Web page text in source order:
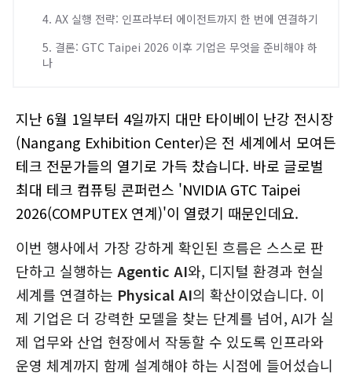
4. AX 실행 전략: 인프라부터 에이전트까지 한 번에 연결하기
5. 결론: GTC Taipei 2026 이후 기업은 무엇을 준비해야 하
나
지난 6월 1일부터 4일까지 대만 타이베이 난강 전시장
(Nangang Exhibition Center)은 전 세계에서 모여든
테크 전문가들의 열기로 가득 찼습니다. 바로 글로벌
최대 테크 컴퓨팅 콘퍼런스 'NVIDIA GTC Taipei
2026(COMPUTEX 연계)'이 열렸기 때문인데요.
이번 행사에서 가장 강하게 확인된 흐름은 스스로 판
단하고 실행하는 Agentic AI와, 디지털 환경과 현실
세계를 연결하는 Physical AI의 확산이었습니다. 이
제 기업은 더 강력한 모델을 찾는 단계를 넘어, AI가 실
제 업무와 산업 현장에서 작동할 수 있도록 인프라와
운영 체계까지 함께 설계해야 하는 시점에 들어섰습니